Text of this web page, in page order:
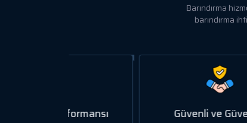
Barındırma
barındırma
Güvenli ve Güvenilir